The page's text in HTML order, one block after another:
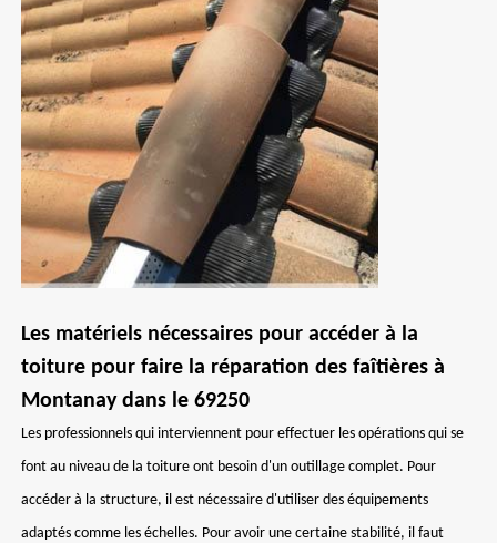
Les matériels nécessaires pour accéder à la
toiture pour faire la réparation des faîtières à
Montanay dans le 69250
Les professionnels qui interviennent pour effectuer les opérations qui se
font au niveau de la toiture ont besoin d'un outillage complet. Pour
accéder à la structure, il est nécessaire d'utiliser des équipements
adaptés comme les échelles. Pour avoir une certaine stabilité, il faut